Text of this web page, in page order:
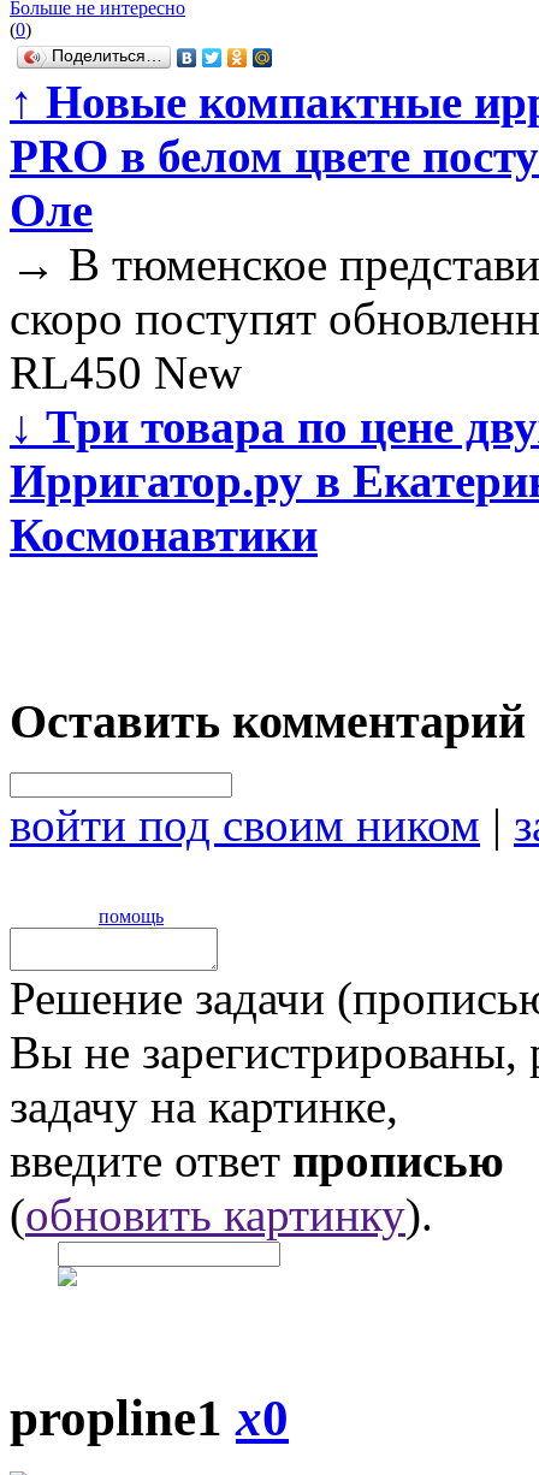
Больше не интересно
(0)
Поделиться…
↑ Новые компактные
PRO в белом цвете
Оле
→ В тюменское
скоро поступят
RL450 New
↓ Три товара по цене
Ирригатор.ру в
Космонавтики
Оставить комментарий
войти под своим ником |
помощь
Решение задачи
Вы не
задачу на картинке,
введите ответ прописью
(обновить картинку).
propline1x0